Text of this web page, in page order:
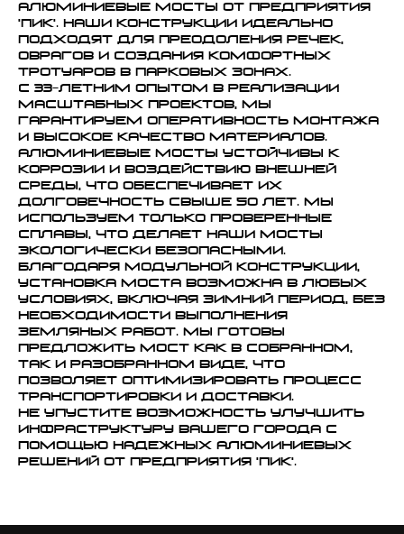
алюминиевые мосты от предприятия
'ПИК'. Наши конструкции идеально
подходят для преодоления речек,
оврагов и создания комфортных
тротуаров в парковых зонах.
С 33-летним опытом в реализации
масштабных проектов, мы
гарантируем оперативность монтажа
и высокое качество материалов.
Алюминиевые мосты устойчивы к
коррозии и воздействию внешней
среды, что обеспечивает их
долговечность свыше 50 лет. Мы
используем только проверенные
сплавы, что делает наши мосты
экологически безопасными.
Благодаря модульной конструкции,
установка моста возможна в любых
условиях, включая зимний период, без
необходимости выполнения
земляных работ. Мы готовы
предложить мост как в собранном,
так и разобранном виде, что
позволяет оптимизировать процесс
транспортировки и доставки.
Не упустите возможность улучшить
инфраструктуру вашего города с
помощью надежных алюминиевых
решений от предприятия 'ПИК'.